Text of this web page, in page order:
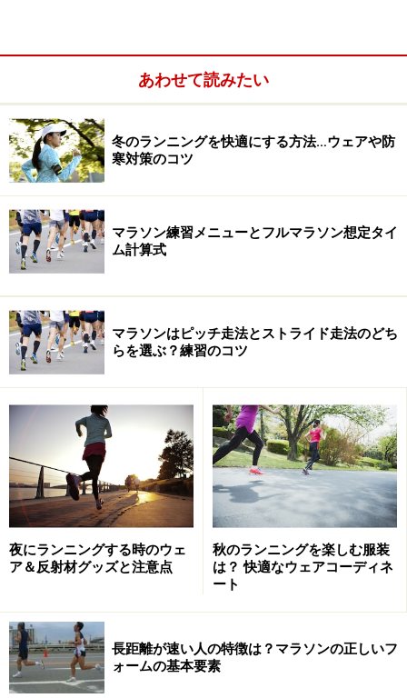
シューズの馴らし履きは？
シューズと足の間の摩擦を減らす油をさす
足の指と指の間にできるマメ予防には5本指ソックスを
ソール部分に滑り止めがついているタイプもある
皮膚の皮をテーピングで厚くしてマメ予防
ウオノメ、タコはパッドで予防する
マラソンで足の裏のマメに泣く……
足のマメで印象に残るのは、浅利純子さんのアトランタ
五輪です。1995年に東京国際女子マラソンで四谷の坂で
の転倒から驚異的な追い込みを見せ、アトランタ五輪代
表となりました。競り合いに強く、五輪での活躍が期待
あわせて読みたい
冬のランニングを快適にする方法…ウェアや防
寒対策のコツ
マラソン練習メニューとフルマラソン想定タイ
ム計算式
マラソンはピッチ走法とストライド走法のどち
らを選ぶ？練習のコツ
夜にランニングする時のウェ
ア＆反射材グッズと注意点
秋のランニングを楽しむ服装
は？ 快適なウェアコーディネ
ート
長距離が速い人の特徴は？マラソンの正しいフ
ォームの基本要素